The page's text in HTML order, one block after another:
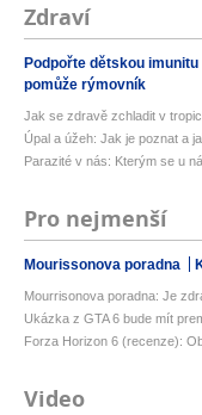
Zdraví
Podpořte dětskou imunitu
pomůže rýmovník
Jak se zdravě zchladit v
Úpal a úžeh: Jak je poznat a
Parazité v nás: Kterým se u
Pro nejmenší
Mourissonova poradna
Mourrisonova poradna: Je
Ukázka z GTA 6 bude mít
Forza Horizon 6 (recenze):
Video